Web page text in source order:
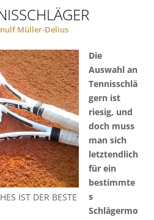
Müller-Delius
IST DER BESTE
Die
Auswahl an
Tennisschlä
gern ist
riesig, und
doch muss
man sich
letztendlich
für ein
bestimmte
s
Schlägermo